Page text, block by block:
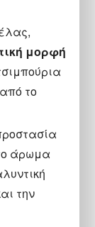
μορφή
το
άρωμα
την